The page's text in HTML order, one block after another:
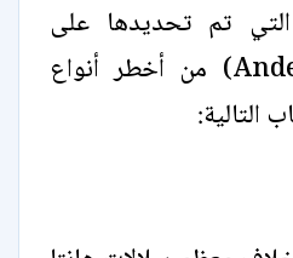
التي تم تحديدها على
السفينة (Andes virus) من أخطر أنواع
التالية: